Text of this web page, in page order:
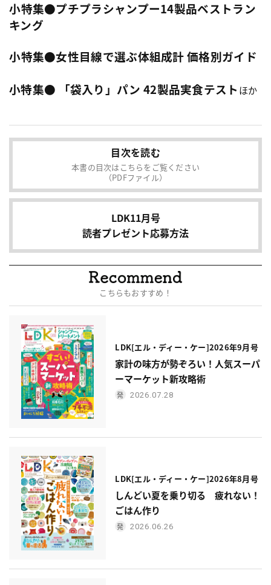
小特集●プチプラシャンプー14製品ベストラン
キング
小特集●女性目線で選ぶ体組成計 価格別ガイド
小特集● 「袋入り」パン 42製品実食テスト ほか
目次を読む
本書の目次はこちらをご覧ください
（PDFファイル）
LDK11月号
読者プレゼント応募方法
こちらもおすすめ！
LDK[エル・ディー・ケー]2026年9月号
家計の味方が勢ぞろい！人気スーパ
ーマーケット新攻略術
2026.07.28
LDK[エル・ディー・ケー]2026年8月号
しんどい夏を乗り切る 疲れない！
ごはん作り
2026.06.26